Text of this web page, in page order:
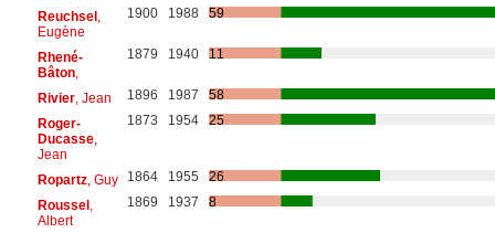
Reuchsel,
Eugène
1900 1988 59
Rhené-
Bâton,
1879 1940 11
Rivier, Jean 1896 1987
58
Roger-
Ducasse,
Jean
1873 1954 25
Ropartz, Guy 1864 1955
26
Roussel,
Albert
1869 1937 8